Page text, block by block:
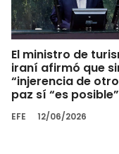
El ministro de
iraní afirmó que
“injerencia de
paz sí “es posible”
EFE 12/06/2026